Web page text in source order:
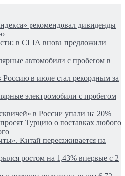
рекомендовал дивиденды
в США вновь предложили
автомобили с пробегом в
в июле стал рекордным за
электромобили с пробегом
в России упали на 20%
Турцию о поставках любого
Китай пересаживается на
ростом на 1,43% впервые с 2